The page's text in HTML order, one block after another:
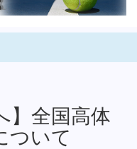
】全国高体
ついて